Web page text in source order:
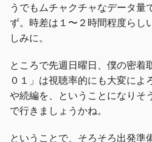
うでもムチャクチャなデータ量
ず。時差は１〜２時間程度らし
しみに。
ところで先週日曜日、僕の密着
０１」は視聴率的にも大変によ
や続編を、ということになりそ
で行きましょうかね。
ということで、そろそろ出発準